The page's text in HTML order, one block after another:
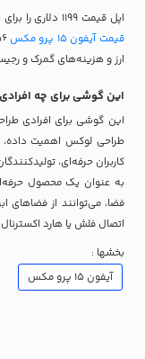
اپل قیمت 1199 دلاری را برای این محصول در نظر گرفته است و برای خرید و اطلاع از
قیمت آیفون 15 پرو مکس
ارز و هزینه‌های گمرک و
این گوشی برای چه
این گوشی برای افرادی
طراحی لوکس اهمیت داده،
کاربران حرفه‌ای،
به عنوان یک محصول
فضا، می‌توانند از فضاهای
اتصال فلش یا هارد
بخشها :
آیفون ۱۵ پرو مکس